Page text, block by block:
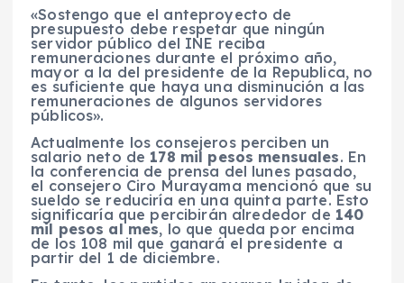
«Sostengo que el anteproyecto de
presupuesto debe respetar que ningún
servidor público del INE reciba
remuneraciones durante el próximo año,
mayor a la del presidente de la Republica, no
es suficiente que haya una disminución a las
remuneraciones de algunos servidores
públicos».
Actualmente los consejeros perciben un
salario neto de 178 mil pesos mensuales. En
la conferencia de prensa del lunes pasado,
el consejero Ciro Murayama mencionó que su
sueldo se reduciría en una quinta parte. Esto
significaría que percibirán alrededor de 140
mil pesos al mes, lo que queda por encima
de los 108 mil que ganará el presidente a
partir del 1 de diciembre.